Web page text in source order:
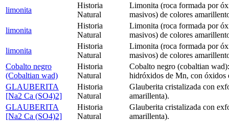
limonita
Historia
Natural
Limonita (roca formada por
masivos) de colores
limonita
Historia
Natural
Limonita (roca formada por
masivos) de colores
limonita
Historia
Natural
Limonita (roca formada por
masivos) de colores
Cobalto negro
(Cobaltian wad)
Historia
Natural
Cobalto negro (cobaltian
hidróxidos de Mn, con óxidos
GLAUBERITA
[Na2 Ca (SO4)2]
Historia
Natural
Glauberita cristalizada con
amarillenta).
GLAUBERITA
[Na2 Ca (SO4)2]
Historia
Natural
Glauberita cristalizada con
amarillenta).